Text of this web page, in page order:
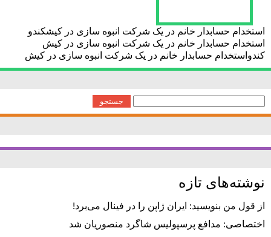
استخدام حسابدار خانم در یک شرکت انبوه سازی در کیشکندو
استخدام حسابدار خانم در یک شرکت انبوه سازی در کیش
کندواستخدام حسابدار خانم در یک شرکت انبوه سازی در کیش
برای:
نوشته‌های تازه
از قول من بنویسید: ایران ژاپن را در فینال می‌برد!
اختصاصی: مدافع پرسپولیس شاگرد منصوریان شد